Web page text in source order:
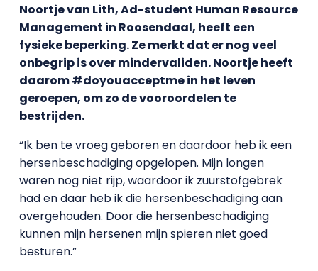
Noortje van Lith, Ad-student Human Resource
Management in Roosendaal, heeft een
fysieke beperking. Ze merkt dat er nog veel
onbegrip is over mindervaliden. Noortje heeft
daarom #doyouacceptme in het leven
geroepen, om zo de vooroordelen te
bestrijden.
“Ik ben te vroeg geboren en daardoor heb ik een
hersenbeschadiging opgelopen. Mijn longen
waren nog niet rijp, waardoor ik zuurstofgebrek
had en daar heb ik die hersenbeschadiging aan
overgehouden. Door die hersenbeschadiging
kunnen mijn hersenen mijn spieren niet goed
besturen.”